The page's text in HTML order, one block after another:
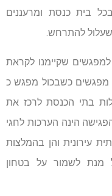
בית כנסת ומרעננים
שעלול להתרחש.
שקיימנו לקראת
מפגשים כשבכול מפגש כ
בתי הכנסת לרכז את
הינה הערכות לחגי
עירונית והן בהמלצות
מנת לשמור על בטחון